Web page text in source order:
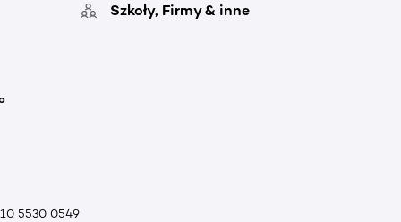
Szkoły, Firmy & inne
5530 0549